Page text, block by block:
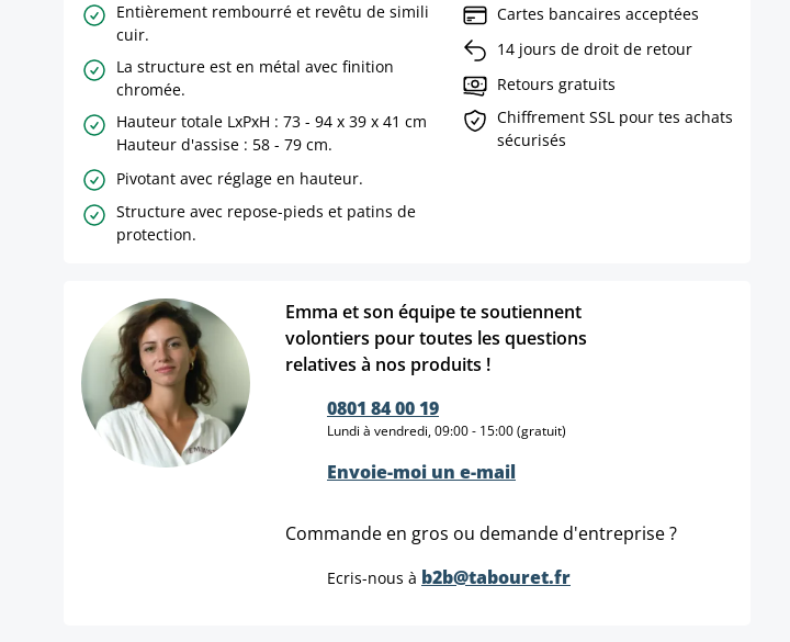
Entièrement rembourré et revêtu de simili
cuir.
La structure est en métal avec finition
chromée.
Hauteur totale LxPxH : 73 - 94 x 39 x 41 cm
Hauteur d'assise : 58 - 79 cm.
Pivotant avec réglage en hauteur.
Structure avec repose-pieds et patins de
protection.
Cartes bancaires acceptées
14 jours de droit de retour
Retours gratuits
Chiffrement SSL pour tes achats
sécurisés
Emma et son équipe te soutiennent
volontiers pour toutes les questions
relatives à nos produits !
0801 84 00 19
Lundi à vendredi, 09:00 - 15:00 (gratuit)
Envoie-moi un e-mail
Commande en gros ou demande d'entreprise ?
Ecris-nous à b2b@tabouret.fr